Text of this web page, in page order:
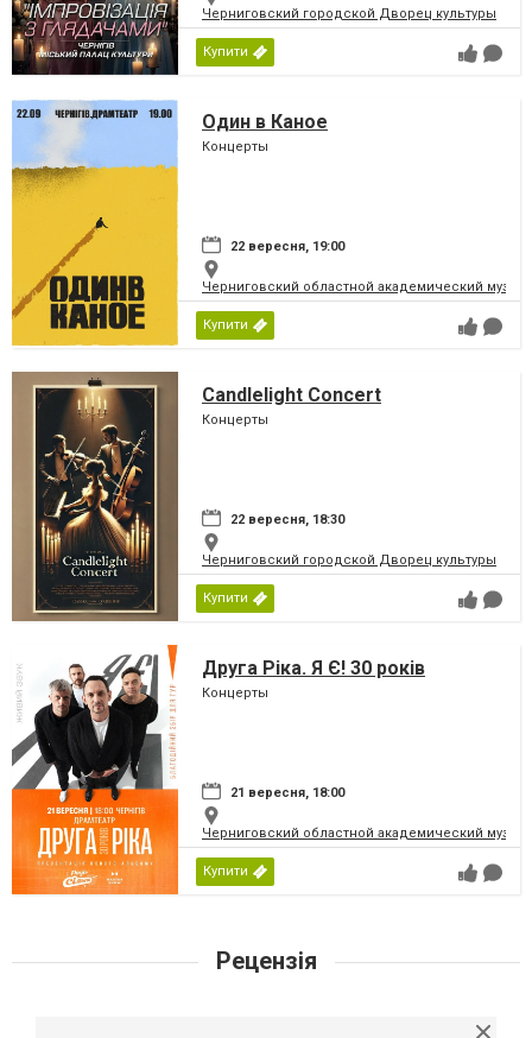
Черниговский городской Дворец культуры
Купити
Один в Каное
Концерты
22 вересня, 19:00
Черниговский областной академический
Купити
Candlelight Concert
Концерты
22 вересня, 18:30
Черниговский городской Дворец культуры
Купити
Друга Ріка. Я Є! 30 років
Концерты
21 вересня, 18:00
Черниговский областной академический
Купити
Рецензія